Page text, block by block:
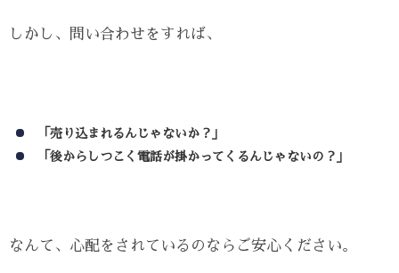
しかし、問い合わせをすれば、
「売り込まれるんじゃないか？」
「後からしつこく電話が掛かってくるんじゃないの？」
なんて、心配をされているのならご安心ください。